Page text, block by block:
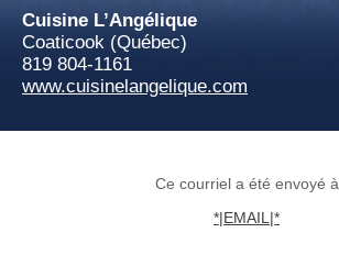
Cuisine L’Angélique
Coaticook (Québec)
819 804-1161
www.cuisinelangelique.com
Ce courriel a été envoyé à
*|EMAIL|*